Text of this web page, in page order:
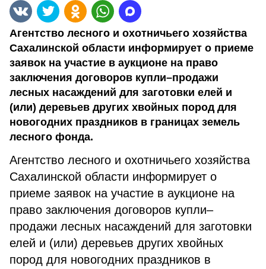
Агентство лесного и охотничьего хозяйства
Сахалинской области информирует о приеме
заявок на участие в аукционе на право
заключения договоров купли–продажи
лесных насаждений для заготовки елей и
(или) деревьев других хвойных пород для
новогодних праздников в границах земель
лесного фонда.
Агентство лесного и охотничьего хозяйства
Сахалинской области информирует о
приеме заявок на участие в аукционе на
право заключения договоров купли–
продажи лесных насаждений для заготовки
елей и (или) деревьев других хвойных
пород для новогодних праздников в